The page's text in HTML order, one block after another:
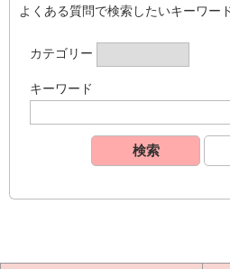
よくある質問で検索したいキーワー
カテゴリー
キーワード